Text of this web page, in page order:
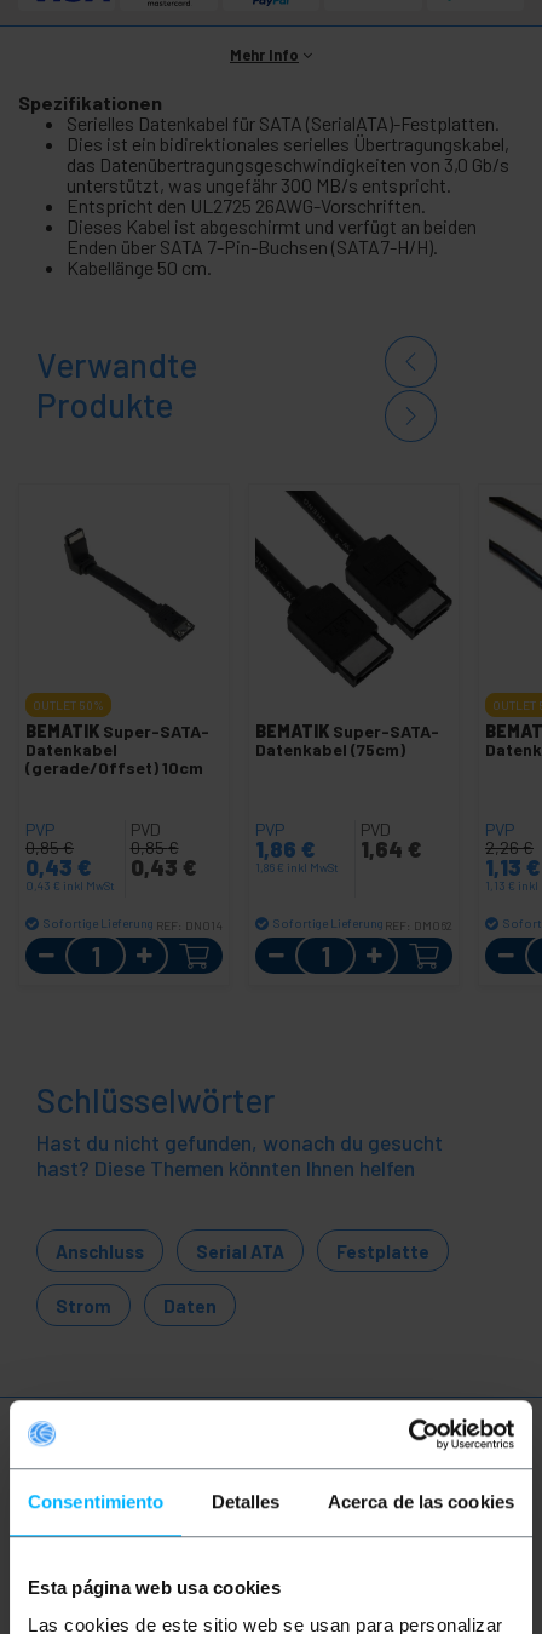
Consentimiento Detalles Acerca de las cookies
Esta página web usa cookies
Las cookies de este sitio web se usan para personalizar
Mehr Info
Spezifikationen
Serielles Datenkabel für SATA (SerialATA)-Festplatten.
Dies ist ein bidirektionales serielles Übertragungskabel,
das Datenübertragungsgeschwindigkeiten von 3,0 Gb/s
unterstützt, was ungefähr 300 MB/s entspricht.
Entspricht den UL2725 26AWG-Vorschriften.
Dieses Kabel ist abgeschirmt und verfügt an beiden
Enden über SATA 7-Pin-Buchsen (SATA7-H/H).
Kabellänge 50 cm.
Verwandte
Produkte
OUTLET 50%
BEMATIK Super-SATA-
Datenkabel
(gerade/Offset) 10cm
PVP
0,85€
0,43 €
0,43 € inkl MwSt
PVD
0,85€
0,43 €
Sofortige Lieferung REF: DN014
Menge
BEMATIK Super-SATA-
Datenkabel (75cm)
PVP
1,86 €
1,86 € inkl MwSt
PVD
1,64 €
Sofortige Lieferung REF: DM062
Menge
OUTLET
PVP
2,26€
1,13 €
1,13 € inkl
Schlüsselwörter
Hast du nicht gefunden, wonach du gesucht
hast? Diese Themen könnten Ihnen helfen
Anschluss Serial ATA Festplatte
Strom Daten
Mehr Info
Beschreibung
Serielles Datenkabel für SATA (SerialATA)-